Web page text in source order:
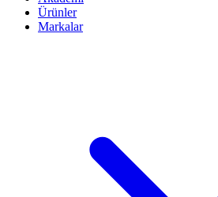
Ürünler
Markalar